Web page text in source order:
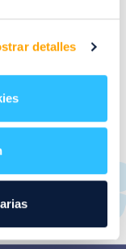
detalles
de contacto y
para que
navegar por